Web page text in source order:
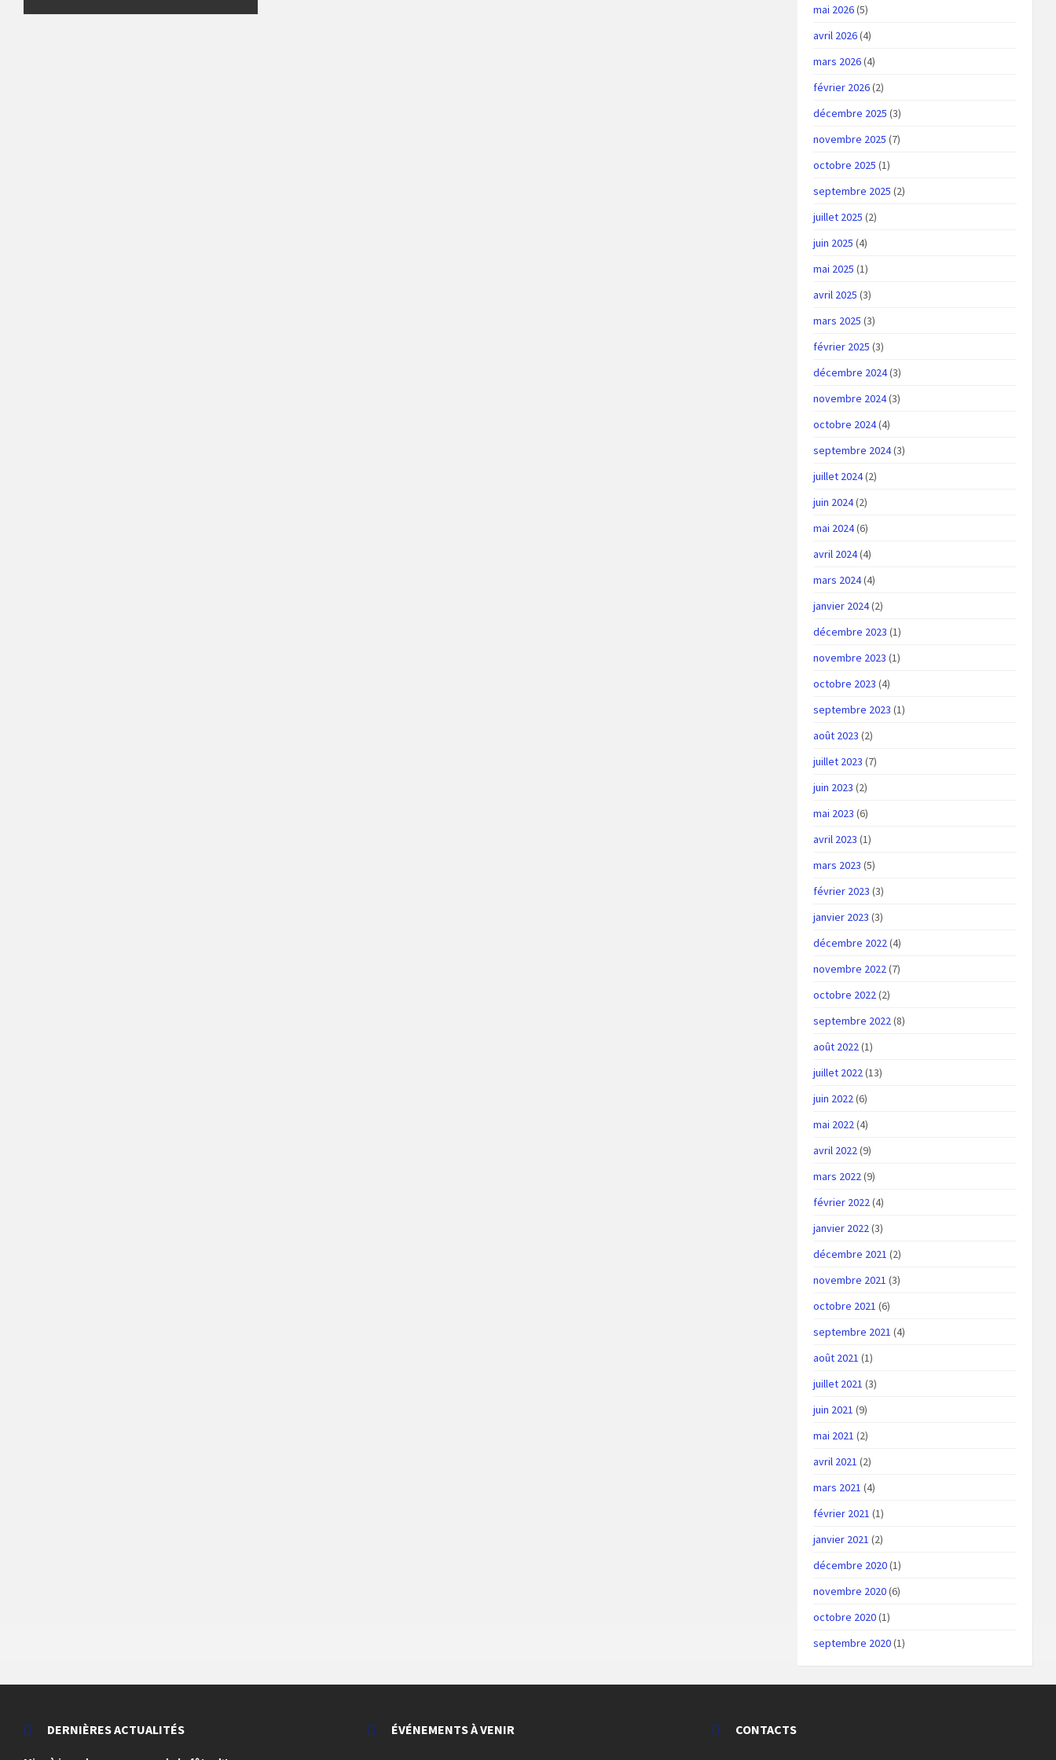
mai 2026(5)
avril 2026(4)
mars 2026(4)
février 2026(2)
décembre 2025 (3)
novembre 2025 (7)
octobre 2025 (1)
septembre 2025 (2)
juillet 2025 (2)
juin 2025 (4)
mai 2025 (1)
avril 2025 (3)
mars 2025 (3)
février 2025 (3)
décembre 2024(3)
novembre 2024(3)
octobre 2024(4)
septembre 2024(3)
juillet 2024(2)
juin 2024(2)
mai 2024(6)
avril 2024(4)
mars 2024(4)
janvier 2024(2)
décembre 2023 (1)
novembre 2023 (1)
octobre 2023 (4)
septembre 2023 (1)
août 2023 (2)
juillet 2023 (7)
juin 2023 (2)
mai 2023 (6)
avril 2023 (1)
mars 2023 (5)
février 2023 (3)
janvier 2023 (3)
décembre 2022(4)
novembre 2022(7)
octobre 2022(2)
septembre 2022(8)
août 2022(1)
juillet 2022(13)
juin 2022(6)
mai 2022(4)
avril 2022(9)
mars 2022(9)
février 2022(4)
janvier 2022(3)
décembre 2021 (2)
novembre 2021 (3)
octobre 2021 (6)
septembre 2021 (4)
août 2021 (1)
juillet 2021 (3)
juin 2021 (9)
mai 2021 (2)
avril 2021 (2)
mars 2021 (4)
février 2021 (1)
janvier 2021 (2)
décembre 2020(1)
novembre 2020(6)
octobre 2020(1)
septembre 2020(1)
DERNIÈRES ACTUALITÉS ÉVÉNEMENTS À VENIR CONTACTS